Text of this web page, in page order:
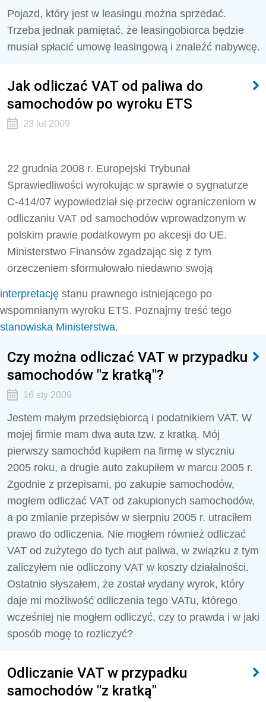
Pojazd, który jest w leasingu można sprzedać.
Trzeba jednak pamiętać, że leasingobiorca będzie
musiał spłacić umowę leasingową i znaleźć nabywcę.
Jak odliczać VAT od paliwa do
samochodów po wyroku ETS
23 lut 2009
22 grudnia 2008 r. Europejski Trybunał
Sprawiedliwości wyrokując w sprawie o sygnaturze
C‑414/07 wypowiedział się przeciw ograniczeniom w
odliczaniu VAT od samochodów wprowadzonym w
polskim prawie podatkowym po akcesji do UE.
Ministerstwo Finansów zgadzając się z tym
orzeczeniem sformułowało niedawno swoją
interpretację stanu prawnego istniejącego po
wspomnianym wyroku ETS. Poznajmy treść tego
stanowiska Ministerstwa.
Czy można odliczać VAT w przypadku
samochodów "z kratką"?
16 sty 2009
Jestem małym przedsiębiorcą i podatnikiem VAT. W
mojej firmie mam dwa auta tzw. z kratką. Mój
pierwszy samochód kupiłem na firmę w styczniu
2005 roku, a drugie auto zakupiłem w marcu 2005 r.
Zgodnie z przepisami, po zakupie samochodów,
mogłem odliczać VAT od zakupionych samochodów,
a po zmianie przepisów w sierpniu 2005 r. utraciłem
prawo do odliczenia. Nie mogłem również odliczać
VAT od zużytego do tych aut paliwa, w związku z tym
zaliczyłem nie odliczony VAT w koszty działalności.
Ostatnio słyszałem, że został wydany wyrok, który
daje mi możliwość odliczenia tego VATu, którego
wcześniej nie mogłem odliczyć, czy to prawda i w jaki
sposób mogę to rozliczyć?
Odliczanie VAT w przypadku
samochodów "z kratką"